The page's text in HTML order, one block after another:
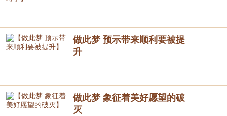
做此梦 预示带来顺利要被提
升
做此梦 象征着美好愿望的破
灭